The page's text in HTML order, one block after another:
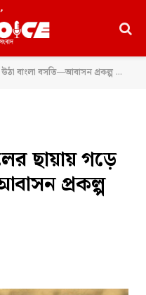
বসতি—আবাসন প্রকল্প নাকি দখলচক্র?
ছায়ায় গড়ে
প্রকল্প